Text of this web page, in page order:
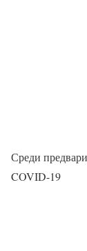
Среди
COVID-19